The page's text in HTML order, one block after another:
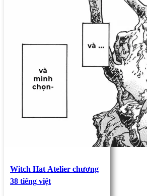
Witch Hat Atelier chương
38 tiếng việt